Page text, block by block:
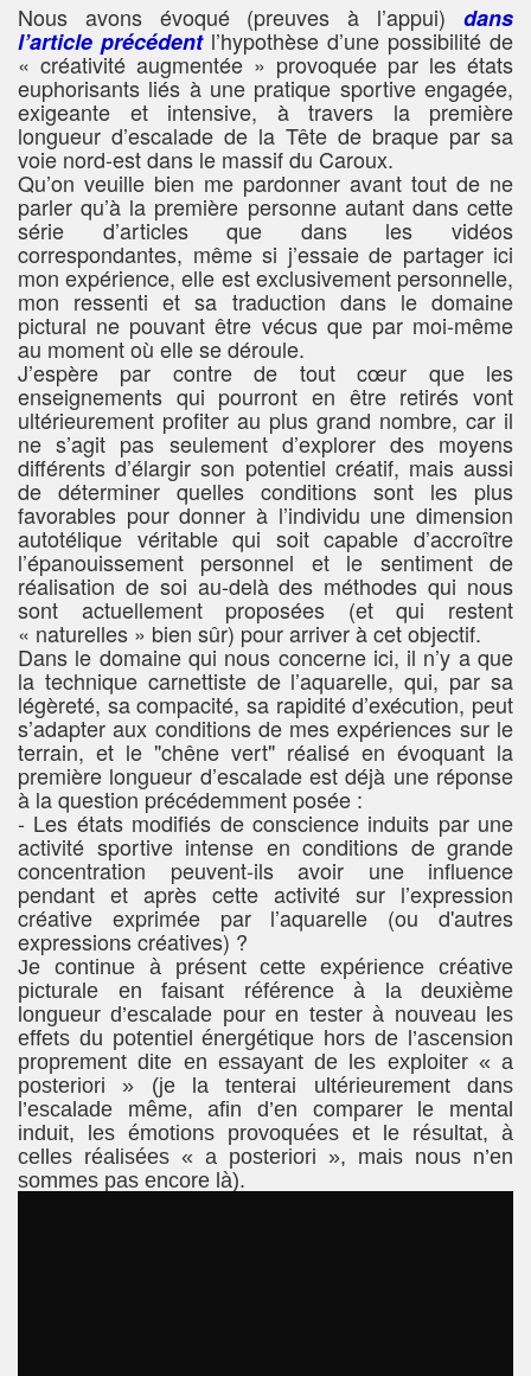
Nous avons évoqué (preuves à l’appui) dans
l’article précédentl’hypothèse d’une possibilité de
« créativité augmentée » provoquée par les états
euphorisants liés à une pratique sportive engagée,
exigeante et intensive, à travers la première
longueur d’escalade de la Tête de braque par sa
voie nord-est dans le massif du Caroux.
Qu’on veuille bien me pardonner avant tout de ne
parler qu’à la première personne autant dans cette
série d’articles que dans les vidéos
correspondantes, même si j’essaie de partager ici
mon expérience, elle est exclusivement personnelle,
mon ressenti et sa traduction dans le domaine
pictural ne pouvant être vécus que par moi-même
au moment où elle se déroule.
J’espère par contre de tout cœur que les
enseignements qui pourront en être retirés vont
ultérieurement profiter au plus grand nombre, car il
ne s’agit pas seulement d’explorer des moyens
différents d’élargir son potentiel créatif, mais aussi
de déterminer quelles conditions sont les plus
favorables pour donner à l’individu une dimension
autotélique véritable qui soit capable d’accroître
l’épanouissement personnel et le sentiment de
réalisation de soi au-delà des méthodes qui nous
sont actuellement proposées (et qui restent
« naturelles » bien sûr) pour arriver à cet objectif.
Dans le domaine qui nous concerne ici, il n’y a que
la technique carnettiste de l’aquarelle, qui, par sa
légèreté, sa compacité, sa rapidité d’exécution, peut
s’adapter aux conditions de mes expériences sur le
terrain, et le "chêne vert" réalisé en évoquant la
première longueur d’escalade est déjà une réponse
à la question précédemment posée :
- Les états modifiés de conscience induits par une
activité sportive intense en conditions de grande
concentration peuvent-ils avoir une influence
pendant et après cette activité sur l’expression
créative exprimée par l’aquarelle (ou d'autres
expressions créatives) ?
Je continue à présent cette expérience créative
picturale en faisant référence à la deuxième
longueur d’escalade pour en tester à nouveau les
effets du potentiel énergétique hors de l’ascension
proprement dite en essayant de les exploiter « a
posteriori » (je la tenterai ultérieurement dans
l’escalade même, afin d’en comparer le mental
induit, les émotions provoquées et le résultat, à
celles réalisées « a posteriori », mais nous n’en
sommes pas encore là).